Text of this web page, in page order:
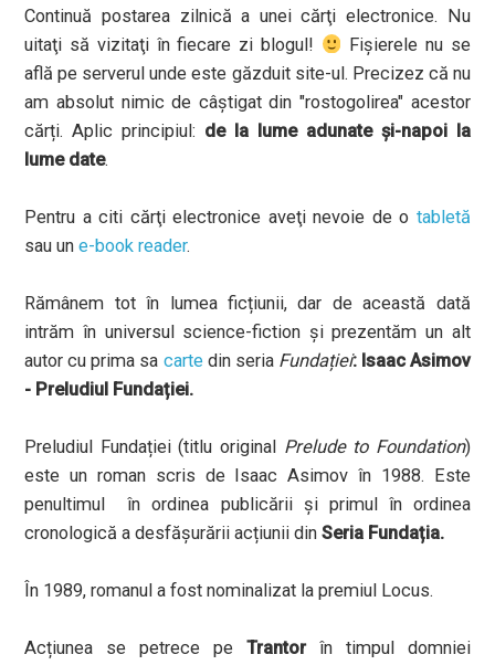
Continuă postarea zilnică a unei cărţi electronice. Nu
uitaţi să vizitaţi în fiecare zi blogul!
Fișierele nu se
află pe serverul unde este găzduit site-ul. Precizez că nu
am absolut nimic de câștigat din "rostogolirea" acestor
cărți. Aplic principiul: de la lume adunate și-napoi la
lume date.
Pentru a citi cărţi electronice aveţi nevoie de o tabletă
sau une-book reader.
Rămânem tot în lumea ficțiunii, dar de această dată
intrăm în universul science-fiction și prezentăm un alt
autor cu prima sa cartedin seria Fundației: Isaac Asimov
- Preludiul Fundației.
Preludiul Fundației (titlu original Prelude to Foundation)
este un roman scris de Isaac Asimov în 1988. Este
penultimul în ordinea publicării și primul în ordinea
cronologică a desfășurării acțiunii dinSeria Fundația.
În 1989, romanul a fost nominalizat la premiul Locus.
Acțiunea se petrece pe Trantorîn timpul domniei